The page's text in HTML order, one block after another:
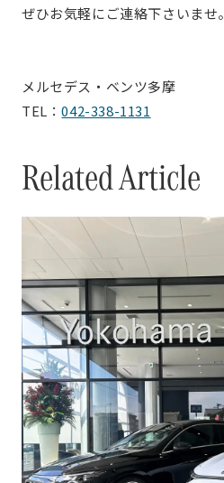
ぜひお気軽にご連絡下さいませ。
メルセデス・ベンツ多摩
TEL：042-338-1131
Related Article